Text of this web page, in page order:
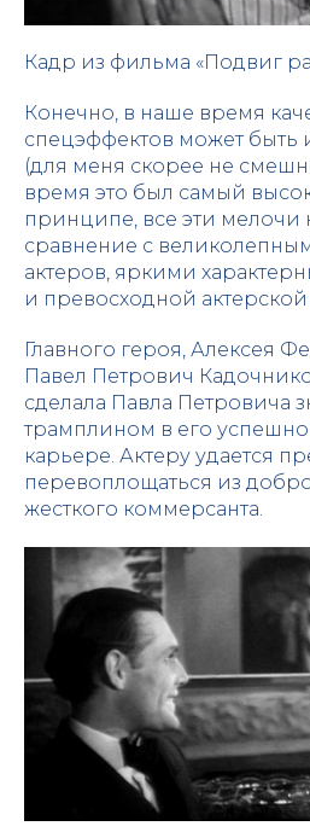
Кадр из фильма «Подвиг
Конечно, в наше время
спецэффектов может быть
(для меня скорее не
время это был самый
принципе, все эти мелочи
сравнение с
актеров, яркими
и превосходной
Главного героя, Алексея
Павел Петрович
сделала Павла Петровича
трамплином в его
карьере. Актеру удается
перевоплощаться из
жесткого коммерсанта.